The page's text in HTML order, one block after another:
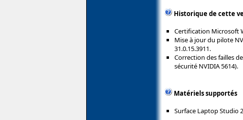
Historique de cette
Certification Microsoft
Mise à jour du pilote
31.0.15.3911.
Correction des failles
sécurité NVIDIA 5614).
Matériels supportés
Surface Laptop Studio